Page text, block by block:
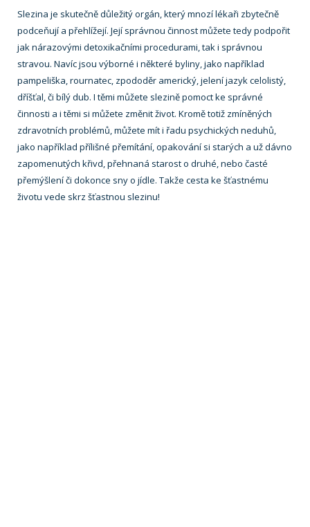
Slezina je skutečně důležitý orgán, který mnozí lékaři zbytečně
podceňují a přehlížejí. Její správnou činnost můžete tedy podpořit
jak nárazovými detoxikačními procedurami, tak i správnou
stravou. Navíc jsou výborné i některé byliny, jako například
pampeliška, rournatec, zpododěr americký, jelení jazyk celolistý,
dříšťal, či bílý dub. I těmi můžete slezině pomoct ke správné
činnosti a i těmi si můžete změnit život. Kromě totiž zmíněných
zdravotních problémů, můžete mít i řadu psychických neduhů,
jako například přílišné přemítání, opakování si starých a už dávno
zapomenutých křivd, přehnaná starost o druhé, nebo časté
přemýšlení či dokonce sny o jídle. Takže cesta ke šťastnému
životu vede skrz šťastnou slezinu!